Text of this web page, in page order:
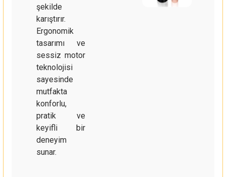
şekilde
karıştırır.
Ergonomik
tasarımı ve
sessiz motor
teknolojisi
sayesinde
mutfakta
konforlu,
pratik ve
keyifli bir
deneyim
sunar.